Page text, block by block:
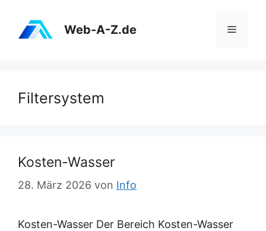
Inhalt
springen
Web-A-Z.de Menü
Filtersystem
Kosten-Wasser
28. März 2026 von Info
Kosten-Wasser Der Bereich Kosten-Wasser